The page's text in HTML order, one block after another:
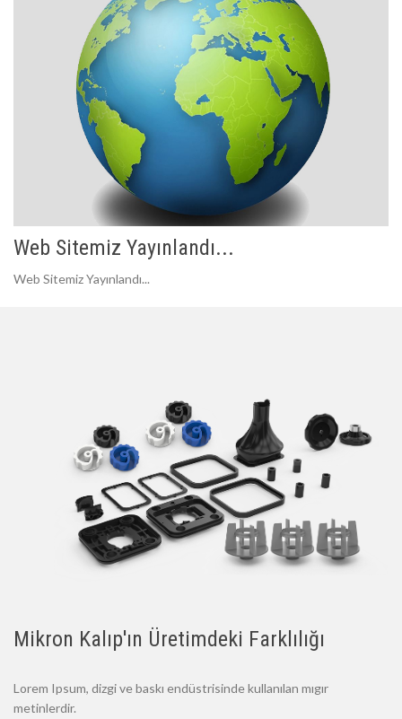
Web Sitemiz Yayınlandı...
Web Sitemiz Yayınlandı...
Mikron Kalıp'ın Üretimdeki Farklılığı
Lorem Ipsum, dizgi ve baskı endüstrisinde kullanılan mıgır
metinlerdir.